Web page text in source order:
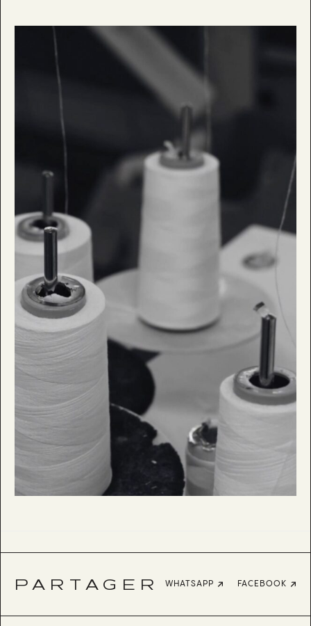
PARTAGER WHATSAPP FACEBOOK